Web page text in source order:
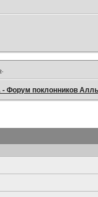
.
Форум поклонников